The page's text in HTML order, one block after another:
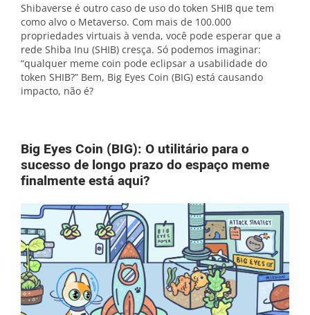
Shibaverse é outro caso de uso do token SHIB que tem
como alvo o Metaverso. Com mais de 100.000
propriedades virtuais à venda, você pode esperar que a
rede Shiba Inu (SHIB) cresça. Só podemos imaginar:
“qualquer meme coin pode eclipsar a usabilidade do
token SHIB?” Bem, Big Eyes Coin (BIG) está causando
impacto, não é?
Big Eyes Coin (BIG): O utilitário para o
sucesso de longo prazo do espaço meme
finalmente está aqui?